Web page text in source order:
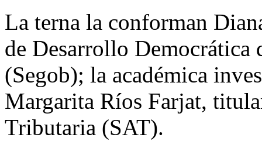
La terna la conforman
de Desarrollo Democrática
(Segob); la académica
Margarita Ríos Farjat,
Tributaria (SAT).